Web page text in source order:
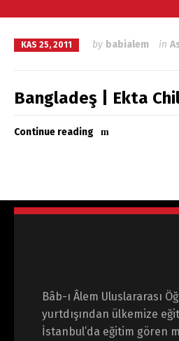
KAS 25, 2011 by babialem in
Bangladeş | Ekta
Continue reading
Bâb-ı Âlem Uluslararası
yurtdışından ülkemize
İstanbul’da eğitim gören